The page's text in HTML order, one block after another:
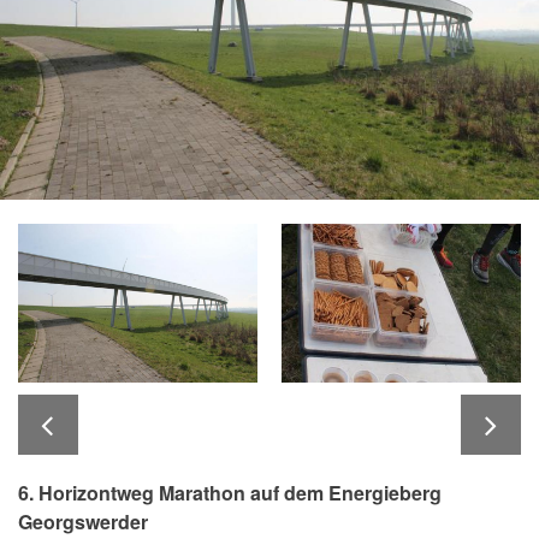
6. Horizontweg Marathon auf dem Energieberg
Georgswerder